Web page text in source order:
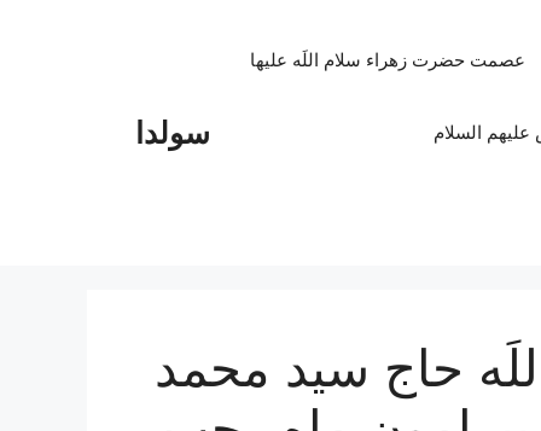
سولدا
عصمت حضرت زهراء سلام اللَه علیها
السلام
حاج سید محمد